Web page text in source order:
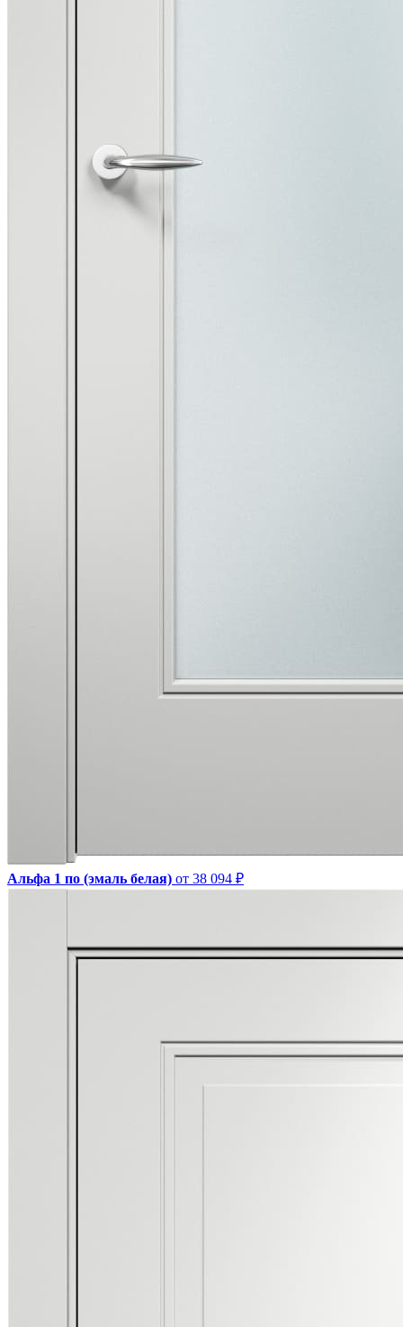
Альфа 1 по (эмаль белая) от 38 094 ₽